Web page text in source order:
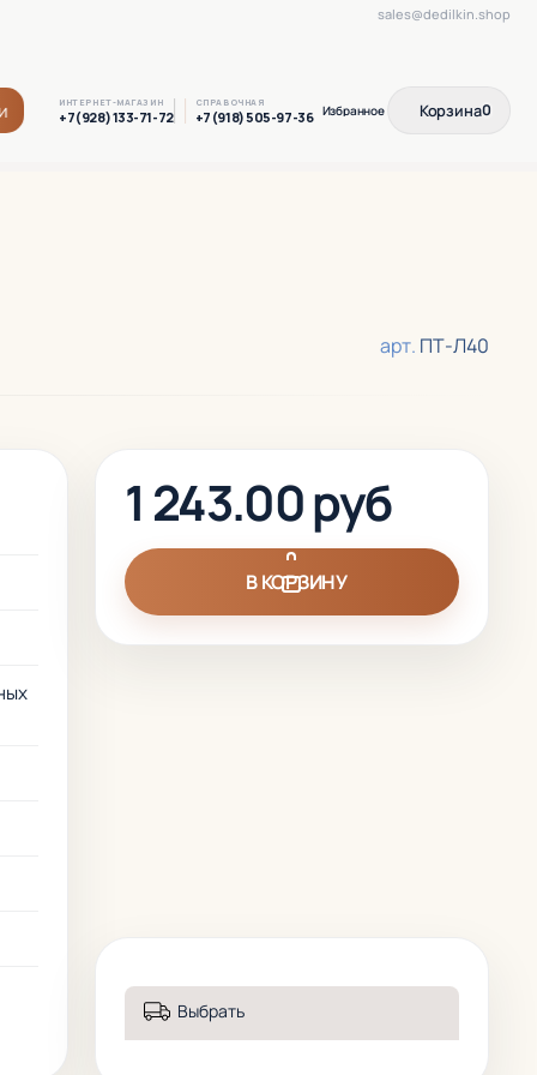
sales@dedilkin.shop
ИНТЕРНЕТ-МАГАЗИН
+7(928) 133-71-72
СПРАВОЧНАЯ
+7(918) 505-97-36 Корзина0
арт. ПТ-Л40
1 243.00 руб
В КОРЗИНУ
Выбрать